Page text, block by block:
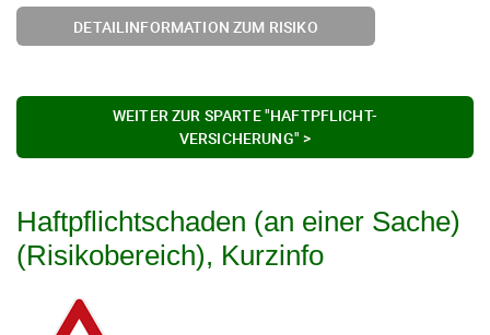
DETAILINFORMATION ZUM RISIKO
WEITER ZUR SPARTE "HAFTPFLICHT-
VERSICHERUNG" >
Haftpflichtschaden (an einer Sache)
(Risikobereich), Kurzinfo